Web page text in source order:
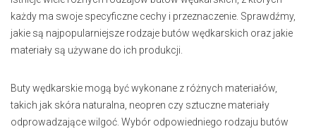
każdy ma swoje specyficzne cechy i przeznaczenie. Sprawdźmy,
jakie są najpopularniejsze rodzaje butów wędkarskich oraz jakie
materiały są używane do ich produkcji.
Buty wędkarskie mogą być wykonane z różnych materiałów,
takich jak skóra naturalna, neopren czy sztuczne materiały
odprowadzające wilgoć. Wybór odpowiedniego rodzaju butów